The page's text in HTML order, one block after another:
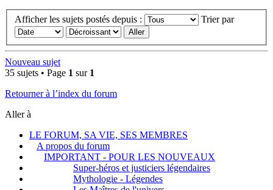
Afficher les sujets postés depuis : Trier par
Nouveau sujet
35 sujets • Page 1 sur 1
Retourner à l’index du forum
Aller à
LE FORUM, SA VIE, SES MEMBRES
A propos du forum
IMPORTANT - POUR LES NOUVEAUX
Super-héros et justiciers légendaires
Mythologie - Légendes